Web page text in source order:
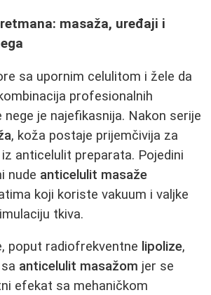
masaža, uređaji i
sa upornim celulitom i žele da
profesionalnih
je najefikasnija. Nakon serije
, koža postaje prijemčivija za
anticelulit preparata. Pojedini
nude anticelulit masaže
koji koriste vakuum i valjke
tkiva.
poput radiofrekventne lipolize,
anticelulit masažom jer se
efekat sa mehaničkom